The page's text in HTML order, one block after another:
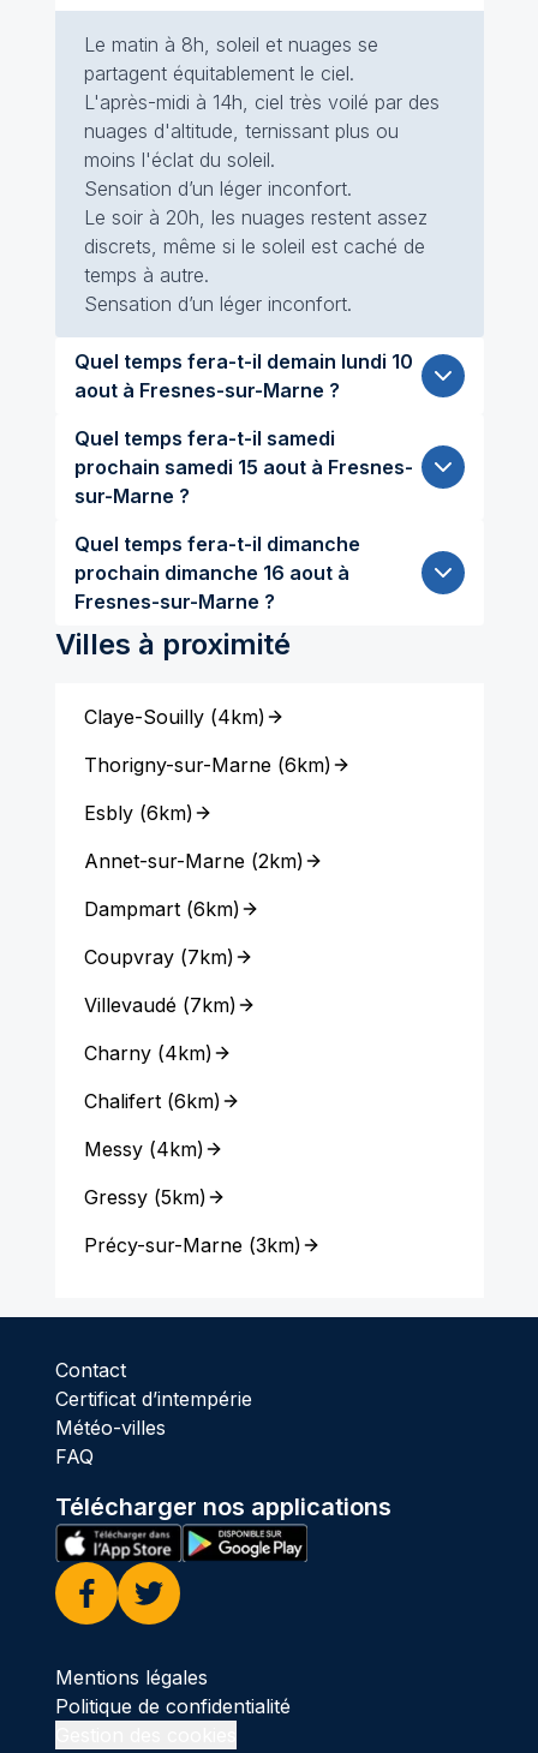
Le matin à 8h, soleil et nuages se
partagent équitablement le ciel.
L'après-midi à 14h, ciel très voilé par des
nuages d'altitude, ternissant plus ou
moins l'éclat du soleil.
Sensation d’un léger inconfort.
Le soir à 20h, les nuages restent assez
discrets, même si le soleil est caché de
temps à autre.
Sensation d’un léger inconfort.
Quel temps fera-t-il demain lundi 10
aout à Fresnes-sur-Marne ?
Quel temps fera-t-il samedi
prochain samedi 15 aout à Fresnes-
sur-Marne ?
Quel temps fera-t-il dimanche
prochain dimanche 16 aout à
Fresnes-sur-Marne ?
Villes à proximité
Claye-Souilly(4km)
Thorigny-sur-Marne(6km)
Esbly(6km)
Annet-sur-Marne(2km)
Dampmart(6km)
Coupvray(7km)
Villevaudé(7km)
Charny(4km)
Chalifert(6km)
Messy(4km)
Gressy(5km)
Précy-sur-Marne(3km)
Contact
Certificat d’intempérie
Météo-villes
FAQ
Télécharger nos applications
Facebook
Twitter
Mentions légales
Politique de confidentialité